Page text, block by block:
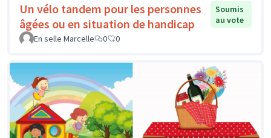
Un vélo tandem pour les personnes
âgées ou en situation de handicap
Soumis
au vote
En selle Marcelle
0 0